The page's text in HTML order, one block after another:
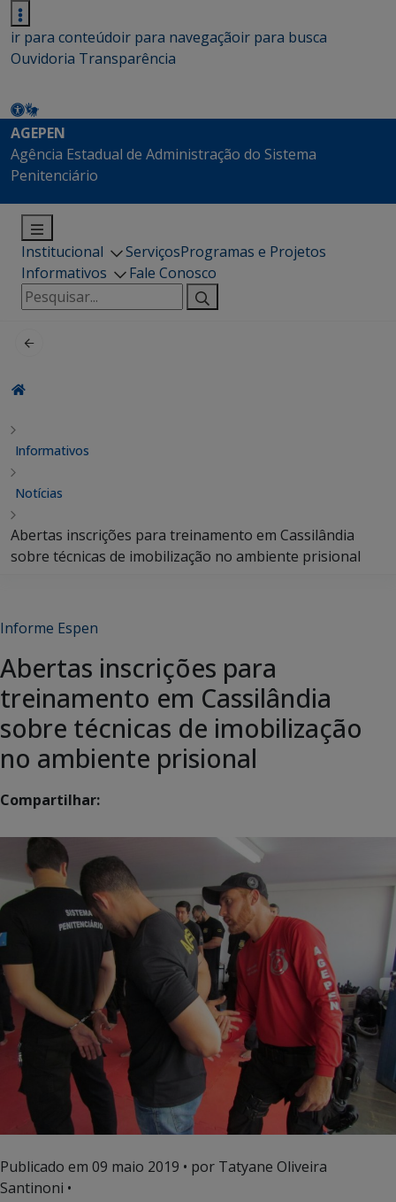
ir para conteúdoir para navegaçãoir para busca
Ouvidoria Transparência
AGEPEN
Agência Estadual de Administração do Sistema
Penitenciário
Institucional ServiçosProgramas e Projetos
Informativos
Fale Conosco
Pesquisar
por:
Informativos
Notícias
Abertas inscrições para treinamento em Cassilândia
sobre técnicas de imobilização no ambiente prisional
Informe Espen
Abertas inscrições para
treinamento em Cassilândia
sobre técnicas de imobilização
no ambiente prisional
Compartilhar:
Publicado em 09 maio 2019 • por Tatyane Oliveira
Santinoni •